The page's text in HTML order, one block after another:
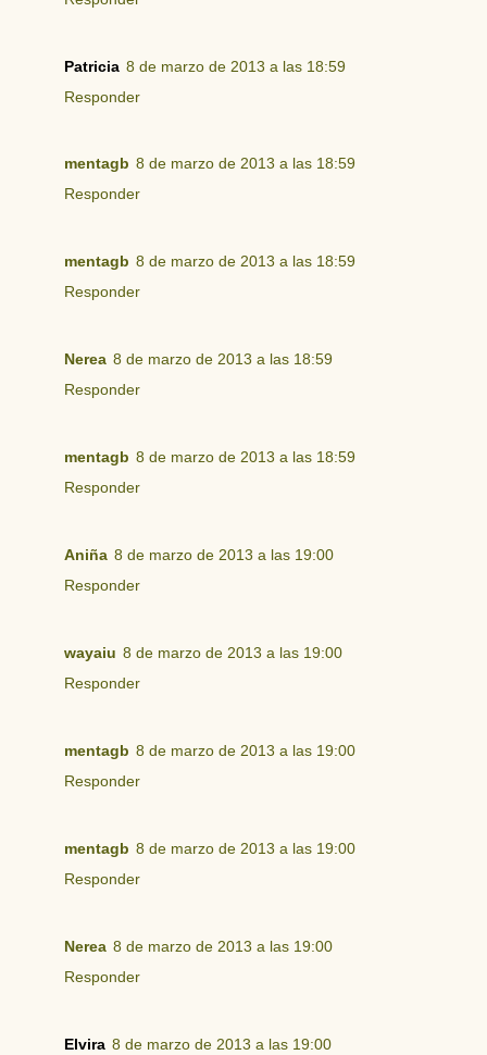
Patricia 8 de marzo de 2013 a las 18:59
Responder
mentagb 8 de marzo de 2013 a las 18:59
Responder
mentagb 8 de marzo de 2013 a las 18:59
Responder
Nerea 8 de marzo de 2013 a las 18:59
Responder
mentagb 8 de marzo de 2013 a las 18:59
Responder
Aniña 8 de marzo de 2013 a las 19:00
Responder
wayaiu 8 de marzo de 2013 a las 19:00
Responder
mentagb 8 de marzo de 2013 a las 19:00
Responder
mentagb 8 de marzo de 2013 a las 19:00
Responder
Nerea 8 de marzo de 2013 a las 19:00
Responder
Elvira 8 de marzo de 2013 a las 19:00